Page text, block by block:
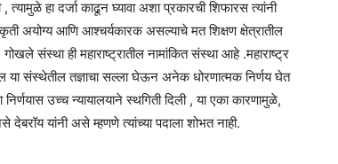
, त्यामुळे हा दर्जा काढून घ्यावा अशा प्रकारची शिफारस त्यांनी
अयोग्य आणि आश्चर्यकारक असल्याचे मत शिक्षण क्षेत्रातील
संस्था ही महाराष्ट्रातील नामांकित संस्था आहे .महाराष्ट्र
संस्थेतील तज्ञाचा सल्ला घेऊन अनेक धोरणात्मक निर्णय घेत
उच्च न्यायालयाने स्थगिती दिली , या एका कारणामुळे,
देबरॉय यांनी असे म्हणणे त्यांच्या पदाला शोभत नाही.